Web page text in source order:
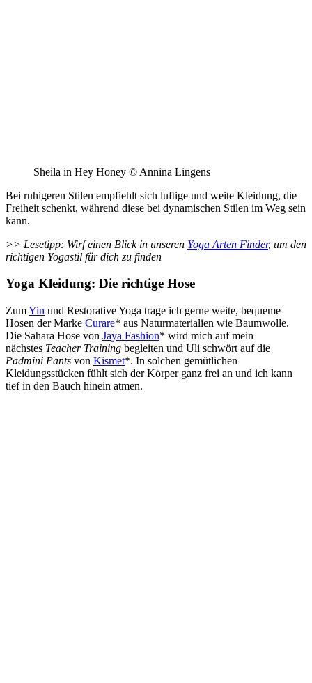
Sheila in Hey Honey © Annina Lingens
Bei ruhigeren Stilen empfiehlt sich luftige und weite Kleidung, die
Freiheit schenkt, während diese bei dynamischen Stilen im Weg sein
kann.
>> Lesetipp: Wirf einen Blick in unseren Yoga Arten Finder, um den
richtigen Yogastil für dich zu finden
Yoga Kleidung: Die richtige Hose
ZumYin und Restorative Yoga trage ich gerne weite, bequeme
Hosen der Marke Curare* aus Naturmaterialien wie Baumwolle.
Die Sahara Hose von Jaya Fashion* wird mich auf mein
nächstes Teacher Training begleiten und Uli schwört auf die
Padmini Pants von Kismet*. In solchen gemütlichen
Kleidungsstücken fühlt sich der Körper ganz frei an und ich kann
tief in den Bauch hinein atmen.